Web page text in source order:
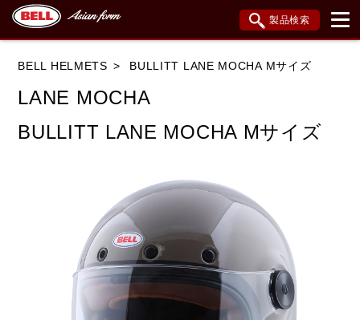
製品検索
データを準備しています。
BELL HELMETS BULLITT LANE MOCHA Mサイズ
LANE MOCHA
BULLITT LANE MOCHA Mサイズ